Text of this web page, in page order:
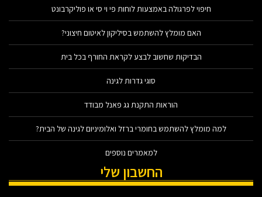
חיפוי לפרגולה באמצעות לוחות פי וי סי או פוליקרבונט
האם מומלץ להשתמש בסיליקון לאיטום חיצוני?
הבדיקות שחשוב לבצע לקראת החורף בכל בית
סוגי גדרות לגינה
הוראות התקנת גג פאנל מבודד
למה מומלץ להשתמש בחומרי ברזל ואלומיניום לגינה של הבית?
למאמרים נוספים
החשבון שלי